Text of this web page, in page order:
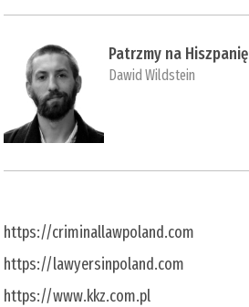
Patrzmy na Hiszpanię
Dawid Wildstein
https://criminallawpoland.com
https://lawyersinpoland.com
https://www.kkz.com.pl